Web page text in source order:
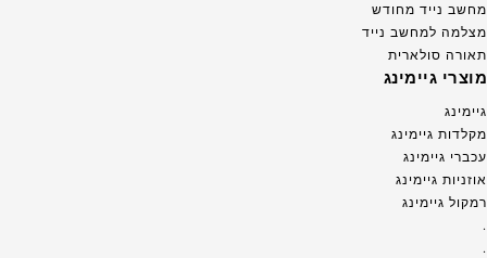
מחשב נייד מחודש
מצלמה למחשב נייד
תאורה סולארית
מוצרי גיימינג
גיימינג
מקלדות גיימינג
עכברי גיימינג
אוזניות גיימינג
רמקול גיימינג
.
.